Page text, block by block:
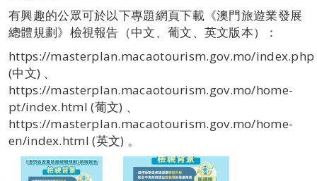
有興趣的公眾可於以下專題網頁下載《澳門旅遊業發展
總體規劃》檢視報告（中文、葡文、英文版本）：
https://masterplan.macaotourism.gov.mo/index.php
(中文) 、
https://masterplan.macaotourism.gov.mo/home-
pt/index.html (葡文) 、
https://masterplan.macaotourism.gov.mo/home-
en/index.html (英文) 。